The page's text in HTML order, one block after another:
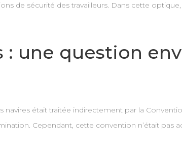
de sécurité des travailleurs. Dans cette
: une question
navires était traitée indirectement par la
Cependant, cette convention n’était pas